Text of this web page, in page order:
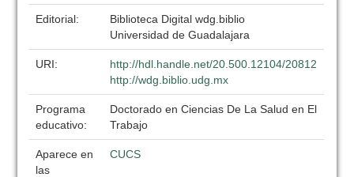
Editorial:
Biblioteca Digital wdg.biblio
Universidad de Guadalajara
URI:
http://hdl.handle.net/20.500.12104/20812
http://wdg.biblio.udg.mx
Programa
educativo:
Doctorado en Ciencias De La Salud en El
Trabajo
Aparece en
las
CUCS